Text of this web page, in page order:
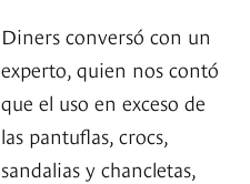
Diners conversó con un
experto, quien nos contó
que el uso en exceso de
las pantuflas, crocs,
sandalias y chancletas,